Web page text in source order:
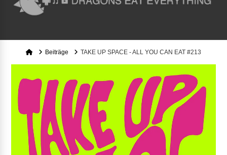
HomeBeiträge TAKE UP SPACE - ALL YOU CAN EAT #213